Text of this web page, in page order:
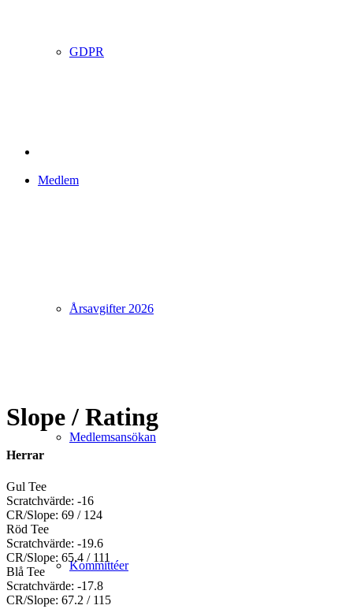
GDPR
Medlem
Årsavgifter 2026
Medlemsansökan
Kommittéer
Slope / Rating
Herrar
Gul Tee
Scratchvärde: -16
CR/Slope: 69 / 124
Röd Tee
Scratchvärde: -19.6
CR/Slope: 65.4 / 111
Blå Tee
Scratchvärde: -17.8
CR/Slope: 67.2 / 115